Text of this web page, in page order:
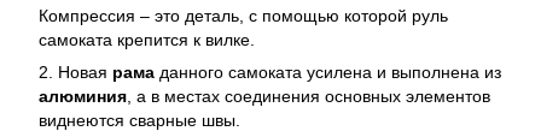
Компрессия – это деталь, с помощью которой руль
самоката крепится к вилке.
2. Новая рама данного самоката усилена и выполнена из
алюминия , а в местах соединения основных элементов
виднеются сварные швы.